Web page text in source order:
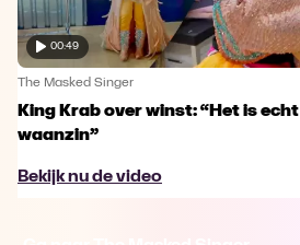
00:49
The Masked Singer
King Krab over winst: “Het is echt
waanzin”
Bekijk nu de video